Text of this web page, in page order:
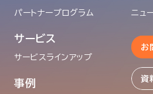
パートナープログラム
サービス
サービスラインアップ
事例
ニュ
お
資